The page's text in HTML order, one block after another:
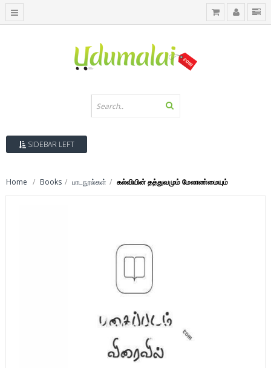
SIDEBAR LEFT
Home Books பாடநூல்கள் கல்வியின் தத்துவமும் மேலாண்மையும்